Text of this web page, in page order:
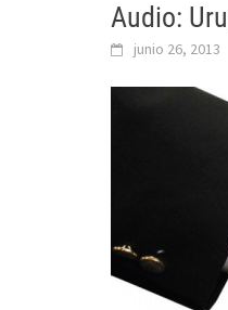
Audio:
junio 26, 2013